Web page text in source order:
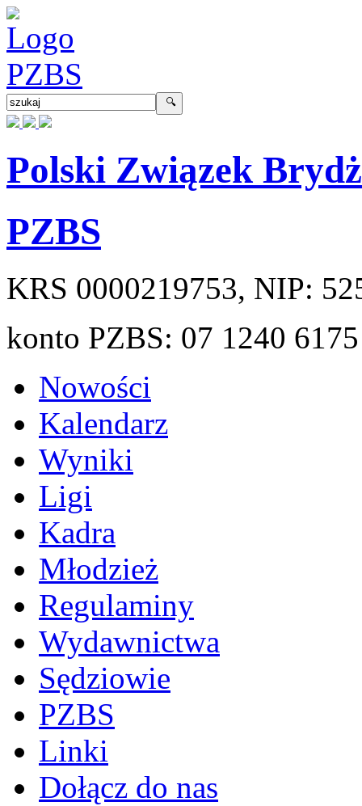
Polski Związek
PZBS
KRS 0000219753, NIP:
konto PZBS: 07 1240
Nowości
Kalendarz
Wyniki
Ligi
Kadra
Młodzież
Regulaminy
Wydawnictwa
Sędziowie
PZBS
Linki
Dołącz do nas